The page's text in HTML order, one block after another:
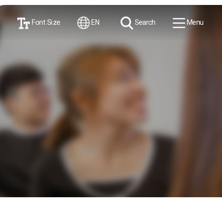
Font Size EN Search Menu